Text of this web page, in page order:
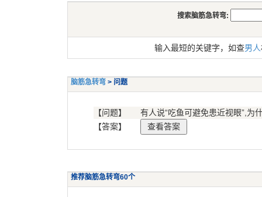
搜索脑筋急转弯:
输入最短的关键字，如查男人
脑筋急转弯 > 问题
【问题】
有人说“吃鱼可避免患近视眼”,为
【答案】
推荐脑筋急转弯60个